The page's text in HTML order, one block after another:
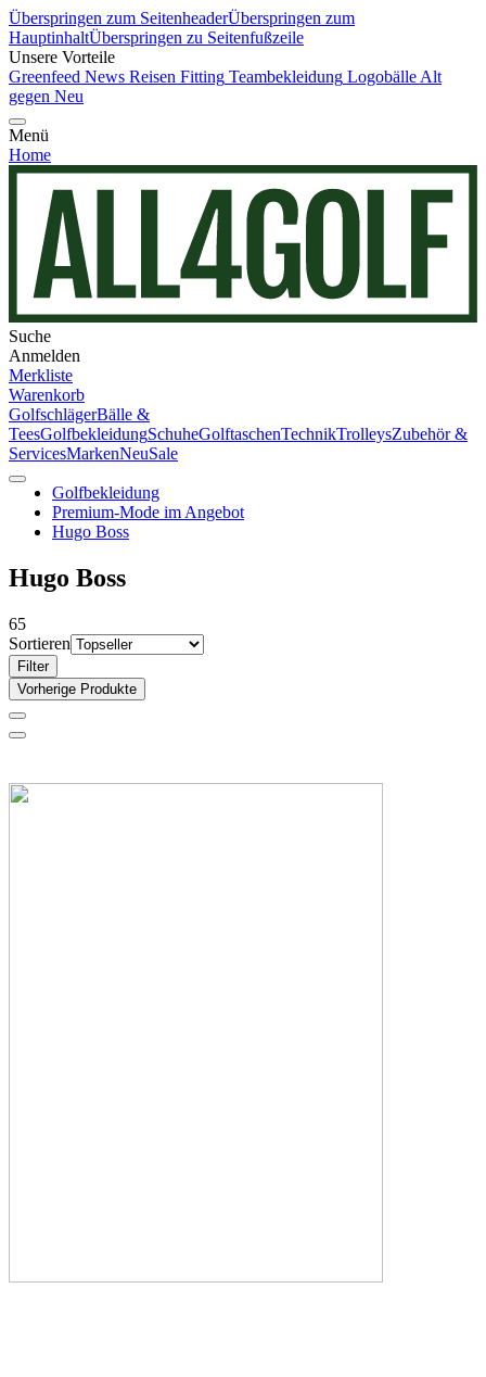
Überspringen zum SeitenheaderÜberspringen zum
HauptinhaltÜberspringen zu Seitenfußzeile
Unsere Vorteile
Greenfeed News Reisen Fitting Teambekleidung Logobälle Alt
gegen Neu
Menü
Home
Suche
Anmelden
Merkliste
Warenkorb
GolfschlägerBälle &
TeesGolfbekleidungSchuheGolftaschenTechnikTrolleysZubehör &
ServicesMarkenNeuSale
Golfbekleidung
Premium-Mode im Angebot
Hugo Boss
Hugo Boss
65
Sortieren
Filter
Vorherige Produkte